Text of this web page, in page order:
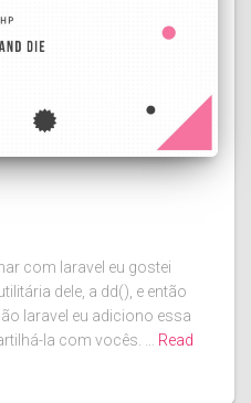
com laravel eu gostei
dele, a dd(), e então
laravel eu adiciono essa
la com vocês. … Read